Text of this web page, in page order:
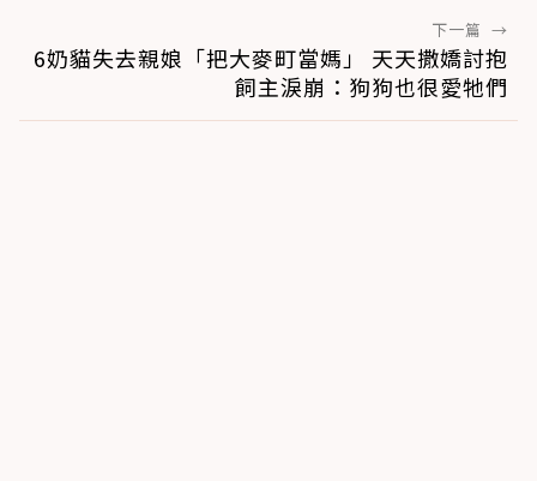
下一篇 →
6奶貓失去親娘「把大麥町當媽」 天天撒嬌討抱
飼主淚崩：狗狗也很愛牠們